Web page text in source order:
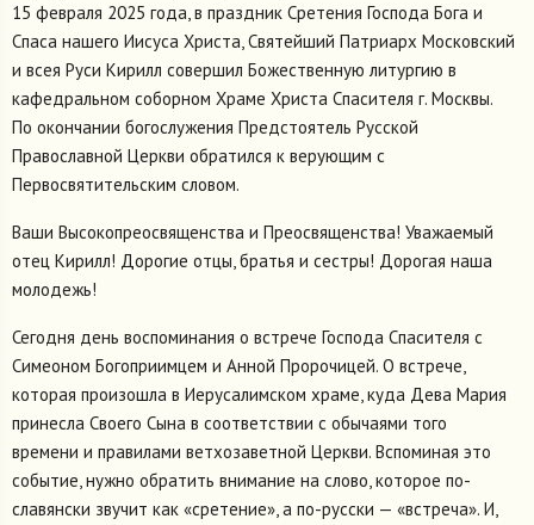
15 февраля 2025 года, в праздник Сретения Господа Бога и
Спаса нашего Иисуса Христа, Святейший Патриарх Московский
и всея Руси Кирилл совершил Божественную литургию в
кафедральном соборном Храме Христа Спасителя г. Москвы.
По окончании богослужения Предстоятель Русской
Православной Церкви обратился к верующим с
Первосвятительским словом.
Ваши Высокопреосвященства и Преосвященства! Уважаемый
отец Кирилл! Дорогие отцы, братья и сестры! Дорогая наша
молодежь!
Сегодня день воспоминания о встрече Господа Спасителя с
Симеоном Богоприимцем и Анной Пророчицей. О встрече,
которая произошла в Иерусалимском храме, куда Дева Мария
принесла Своего Сына в соответствии с обычаями того
времени и правилами ветхозаветной Церкви. Вспоминая это
событие, нужно обратить внимание на слово, которое по-
славянски звучит как «сретение», а по-русски — «встреча». И,